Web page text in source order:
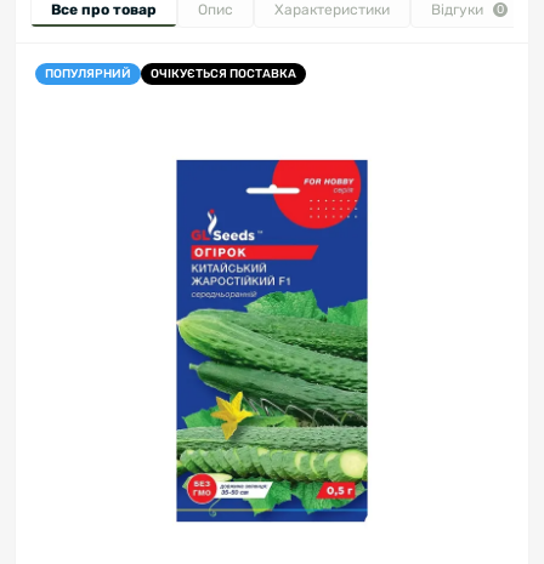
Все про товар Опис Характеристики Відгуки 0
ПОПУЛЯРНИЙ ОЧІКУЄТЬСЯ ПОСТАВКА